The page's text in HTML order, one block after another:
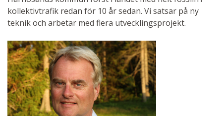
kollektivtrafik redan för 10 år sedan. Vi satsar på ny
teknik och arbetar med flera utvecklingsprojekt.